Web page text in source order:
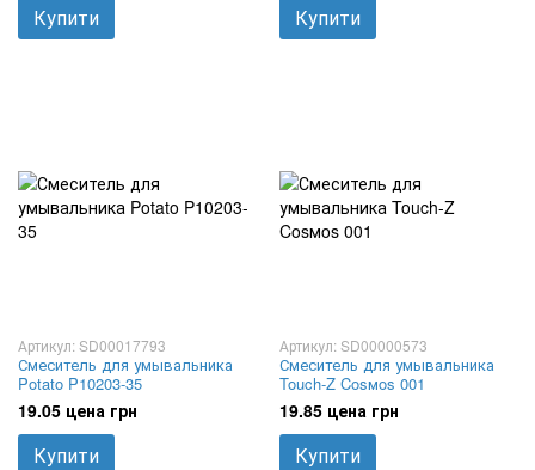
Купити Купити
Артикул: SD00017793
Смеситель для умывальника
Potato P10203-35
19.05 цена грн
Купити
Артикул: SD00000573
Смеситель для умывальника
Touch-Z Cosмos 001
19.85 цена грн
Купити